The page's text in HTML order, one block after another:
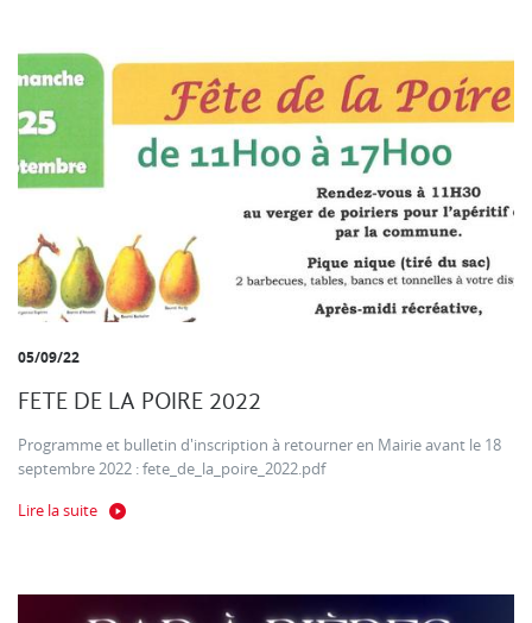
05/09/22
FETE DE LA POIRE 2022
Programme et bulletin d'inscription à retourner en Mairie avant le 18
septembre 2022 : fete_de_la_poire_2022.pdf
Lire la suite